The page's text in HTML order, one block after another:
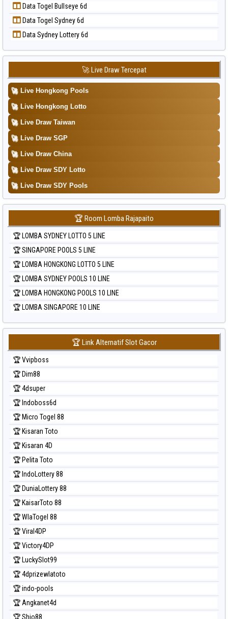
Data Togel Pcso
Data Togel Sao Paulo
Data Togel Singapore
Data Togel Sydney
Data Togel Sydney Lottery
Data Togel Sydney Lottery 6d
Data Togel Sydney Lotto
Data Togel Sydney Pools 6d
Data Togel Taipei
Data Togel Taiwan
Data Togel Bullseye 6d
Data Togel Sydney 6d
Data Sydney Lottery 6d
🚀 Live Draw Tercepat
🚀 Live Hongkong Pools
🚀 Live Hongkong Lotto
🚀 Live Draw Taiwan
🚀 Live Draw SGP
🚀 Live Draw China
🚀 Live Draw SDY Lotto
🚀 Live Draw SDY Pools
🏆 Room Lomba Rajapaito
🏆 LOMBA SYDNEY LOTTO 5 LINE
🏆 SINGAPORE POOLS 5 LINE
🏆 LOMBA HONGKONG LOTTO 5 LINE
🏆 LOMBA SYDNEY POOLS 10 LINE
🏆 LOMBA HONGKONG POOLS 10 LINE
🏆 LOMBA SINGAPORE 10 LINE
🏆 Link Alternatif Slot Gacor
🏆 Vvipboss
🏆 Dim88
🏆 4dsuper
🏆 Indoboss6d
🏆 Micro Togel 88
🏆 Kisaran Toto
🏆 Kisaran 4D
🏆 Pelita Toto
🏆 IndoLottery 88
🏆 DuniaLottery 88
🏆 KaisarToto 88
🏆 WlaTogel 88
🏆 Viral4DP
🏆 Victory4DP
🏆 LuckySlot99
🏆 4dprizewlatoto
🏆 indo-pools
🏆 Angkanet4d
🏆 Shio88